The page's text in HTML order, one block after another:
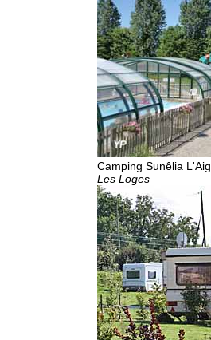
Camping Sunêlia
Les Loges